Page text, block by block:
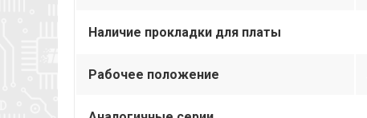
Наличие прокладки для платы
Рабочее положение